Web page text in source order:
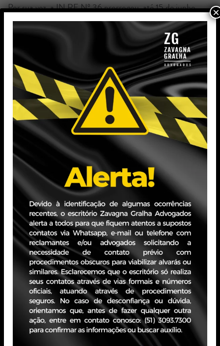
Por sua vez, a IN RE Nº 36 prorrogou, até 15 de junho
de 2024, os prazos de entrega das seguintes obrigações
acessórias:
das Guias de Informação e Apuração do ICMS – GIA,
com vencimento no período de 24 de abril a 10 de junho
de 2024, de que tratam a IN DRP nº 045/98, Título I,
Capítulo XIII; e
dos arquivos da Escrituração Fiscal Digital – EFD,
referentes a fatos geradores ocorridos no mês de abril de
2024, de que tratam a IN DRP nº 045/98, Título I,
Capítulo LI.
Sendo estas as nossas considerações, estamos à
disposição para prestar eventuais esclarecimentos.
Tags:
Zavagna Gralha
×